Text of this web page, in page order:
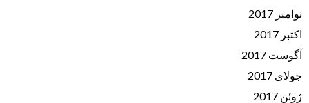
نوامبر 2017
اکتبر 2017
آگوست 2017
جولای 2017
ژوئن 2017